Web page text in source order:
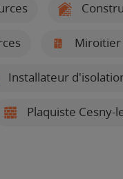
Miroitier
Installateur
Plaquiste Cesny-